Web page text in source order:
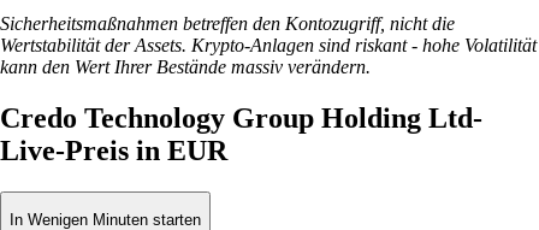
Sicherheitsmaßnahmen betreffen den Kontozugriff, nicht die
Wertstabilität der Assets. Krypto-Anlagen sind riskant - hohe Volatilität
kann den Wert Ihrer Bestände massiv verändern.
Credo Technology Group Holding Ltd-
Live-Preis in EUR
In Wenigen Minuten starten